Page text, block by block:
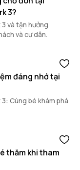
3?
và tận hưởng
và cư dân.
đáng nhớ tại
Cùng bé khám phá
thăm khi tham